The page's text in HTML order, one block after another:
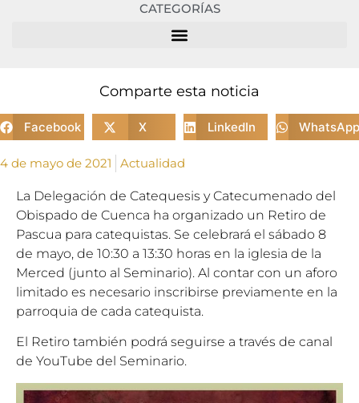
CATEGORÍAS
Comparte esta noticia
Facebook X LinkedIn WhatsApp
4 de mayo de 2021 Actualidad
La Delegación de Catequesis y Catecumenado del
Obispado de Cuenca ha organizado un Retiro de
Pascua para catequistas. Se celebrará el sábado 8
de mayo, de 10:30 a 13:30 horas en la iglesia de la
Merced (junto al Seminario). Al contar con un aforo
limitado es necesario inscribirse previamente en la
parroquia de cada catequista.
El Retiro también podrá seguirse a través de canal
de YouTube del Seminario.